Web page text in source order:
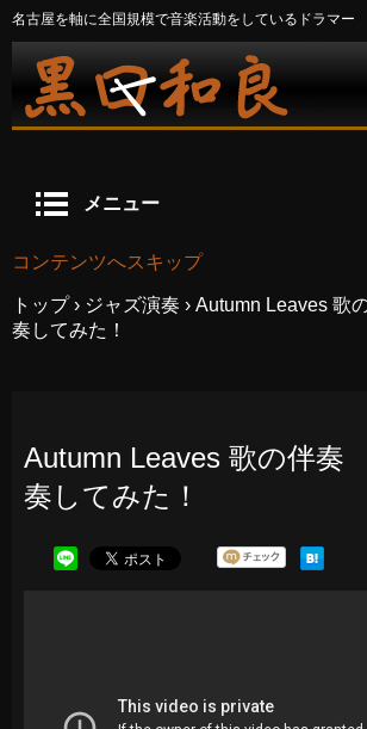
名古屋を軸に全国規模で音楽活動をしているドラマー
メニュー
コンテンツへスキップ
トップ › ジャズ演奏 › Autumn Leaves 歌
奏してみた！
Autumn Leaves 歌の伴
奏してみた！